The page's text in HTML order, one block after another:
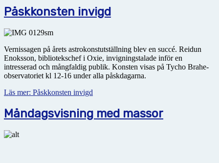
Påskkonsten invigd
Vernissagen på årets astrokonstutställning blev en succé. Reidun
Enoksson, bibliotekschef i Oxie, invigningstalade inför en
intresserad och mångfaldig publik. Konsten visas på Tycho Brahe-
observatoriet kl 12-16 under alla påskdagarna.
Läs mer: Påskkonsten invigd
Måndagsvisning med massor